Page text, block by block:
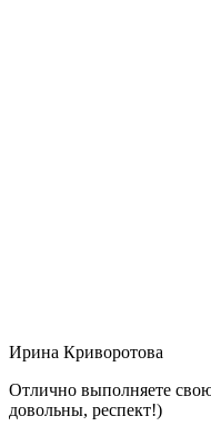
Ирина Криворотова
Отлично выполняете
довольны, респект!)